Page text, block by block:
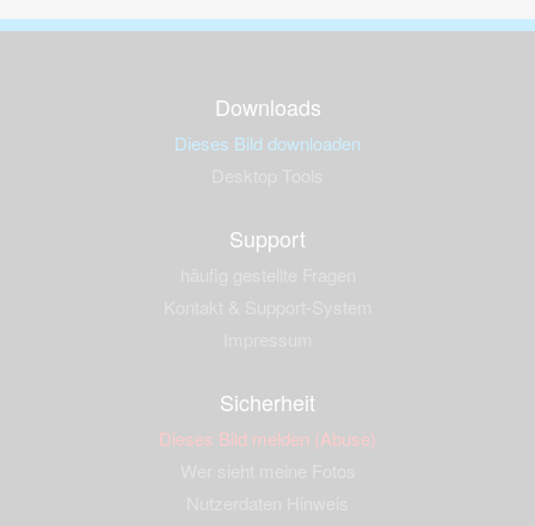
Downloads
Dieses Bild downloaden
Support
Sicherheit
Dieses Bild melden (Abuse)